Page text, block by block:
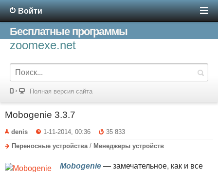
Войти
Бесплатные программы
zoomexe.net
Полная версия сайта
Mobogenie 3.3.7
denis 1-11-2014, 00:36
35 833
Переносные устройства / Менеджеры устройств
Mobogenie — замечательное, как и все